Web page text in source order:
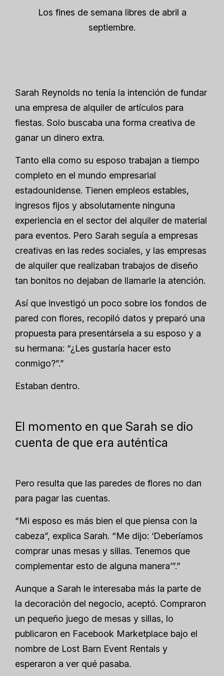
Los fines de semana libres de abril a
septiembre.
Sarah Reynolds no tenía la intención de fundar
una empresa de alquiler de artículos para
fiestas. Solo buscaba una forma creativa de
ganar un dinero extra.
Tanto ella como su esposo trabajan a tiempo
completo en el mundo empresarial
estadounidense. Tienen empleos estables,
ingresos fijos y absolutamente ninguna
experiencia en el sector del alquiler de material
para eventos. Pero Sarah seguía a empresas
creativas en las redes sociales, y las empresas
de alquiler que realizaban trabajos de diseño
tan bonitos no dejaban de llamarle la atención.
Así que investigó un poco sobre los fondos de
pared con flores, recopiló datos y preparó una
propuesta para presentársela a su esposo y a
su hermana: “¿Les gustaría hacer esto
conmigo?”.”
Estaban dentro.
El momento en que Sarah se dio
cuenta de que era auténtica
Pero resulta que las paredes de flores no dan
para pagar las cuentas.
“Mi esposo es más bien el que piensa con la
cabeza”, explica Sarah. “Me dijo: ‘Deberíamos
comprar unas mesas y sillas. Tenemos que
complementar esto de alguna manera’”.”
Aunque a Sarah le interesaba más la parte de
la decoración del negocio, aceptó. Compraron
un pequeño juego de mesas y sillas, lo
publicaron en Facebook Marketplace bajo el
nombre de Lost Barn Event Rentals y
esperaron a ver qué pasaba.